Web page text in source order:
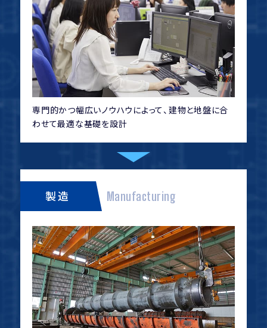
専門的かつ幅広いノウハウによって、建物と地盤に合
わせて最適な基礎を設計
製造 Manufacturing